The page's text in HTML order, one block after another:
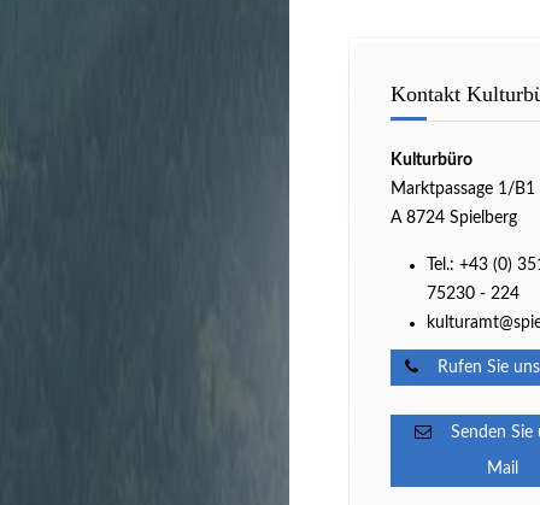
Kontakt
Kulturbüro
Marktpassage 1/B1
A 8724 Spielberg
Tel.: +43 (0)
75230 - 224
Rufen Sie
Senden Sie
Mail